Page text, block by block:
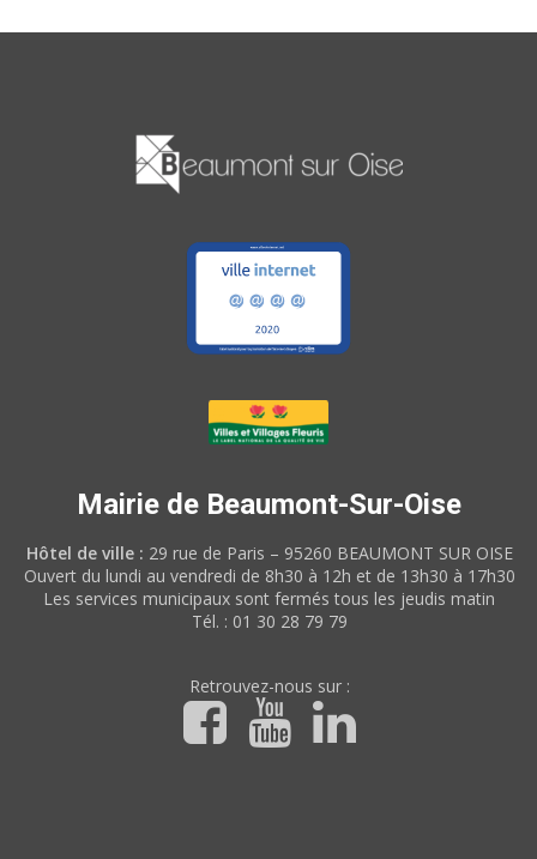
Mairie de Beaumont-Sur-Oise
Hôtel de ville : 29 rue de Paris – 95260 BEAUMONT SUR OISE
Ouvert du lundi au vendredi de 8h30 à 12h et de 13h30 à 17h30
Les services municipaux sont fermés tous les jeudis matin
Tél. : 01 30 28 79 79
Retrouvez-nous sur :